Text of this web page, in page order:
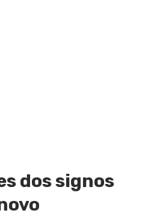
dos signos